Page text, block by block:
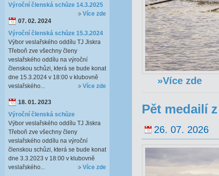
»Více zde
Pět medailí
26. 07. 2026
Výroční členská schůze 14.3.2025
Více zde
07. 02. 2024
Výroční členská schůze 15.3.2024
Výbor veslařského oddílu TJ Jiskra
Třeboň zve všechny členy
veslařského oddílu na výroční
členskou schůzi, která se bude konat
dne 15.3.2024 v 18:00 v klubovně
veslařského...
Více zde
18. 01. 2023
Výroční členská schůze
Výbor veslařského oddílu TJ Jiskra
Třeboň zve všechny členy
veslařského oddílu na výroční
členskou schůzi, která se bude konat
dne 3.3.2023 v 18:00 v klubovně
veslařského...
Více zde